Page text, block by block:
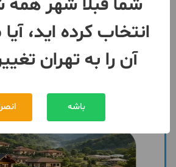
شما قبلا شهر همه
انتخاب کرده اید،
آن را به تهران
باشه